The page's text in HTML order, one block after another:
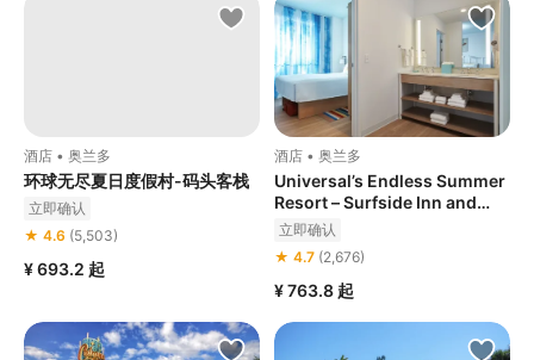
酒店 • 奥兰多
环球无尽夏日度假村-码头客栈
立即确认
★ 4.6 (5,503)
¥ 693.2 起
酒店 • 奥兰多
Universal’s Endless Summer
Resort – Surfside Inn and
Suites
立即确认
★ 4.7 (2,676)
¥ 763.8 起